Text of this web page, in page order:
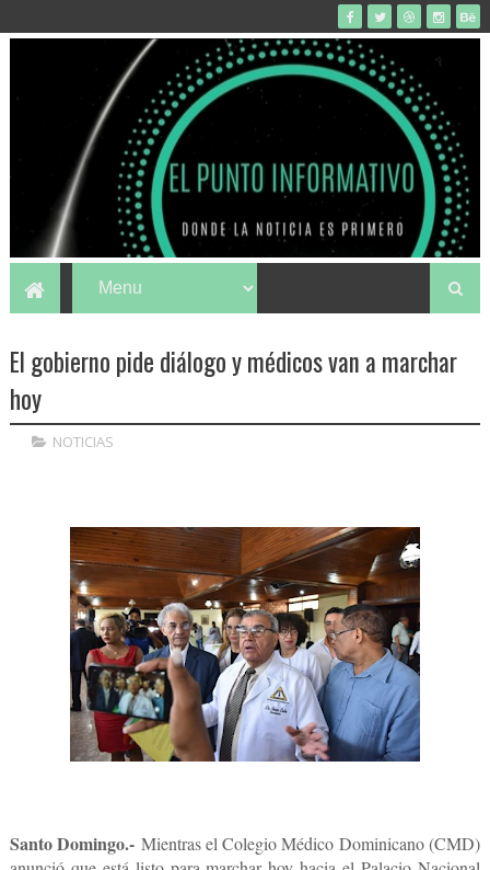
El gobierno pide diálogo y médicos van a marchar
hoy
NOTICIAS
Santo Domingo.- Mientras el Colegio Médico Dominicano (CMD)